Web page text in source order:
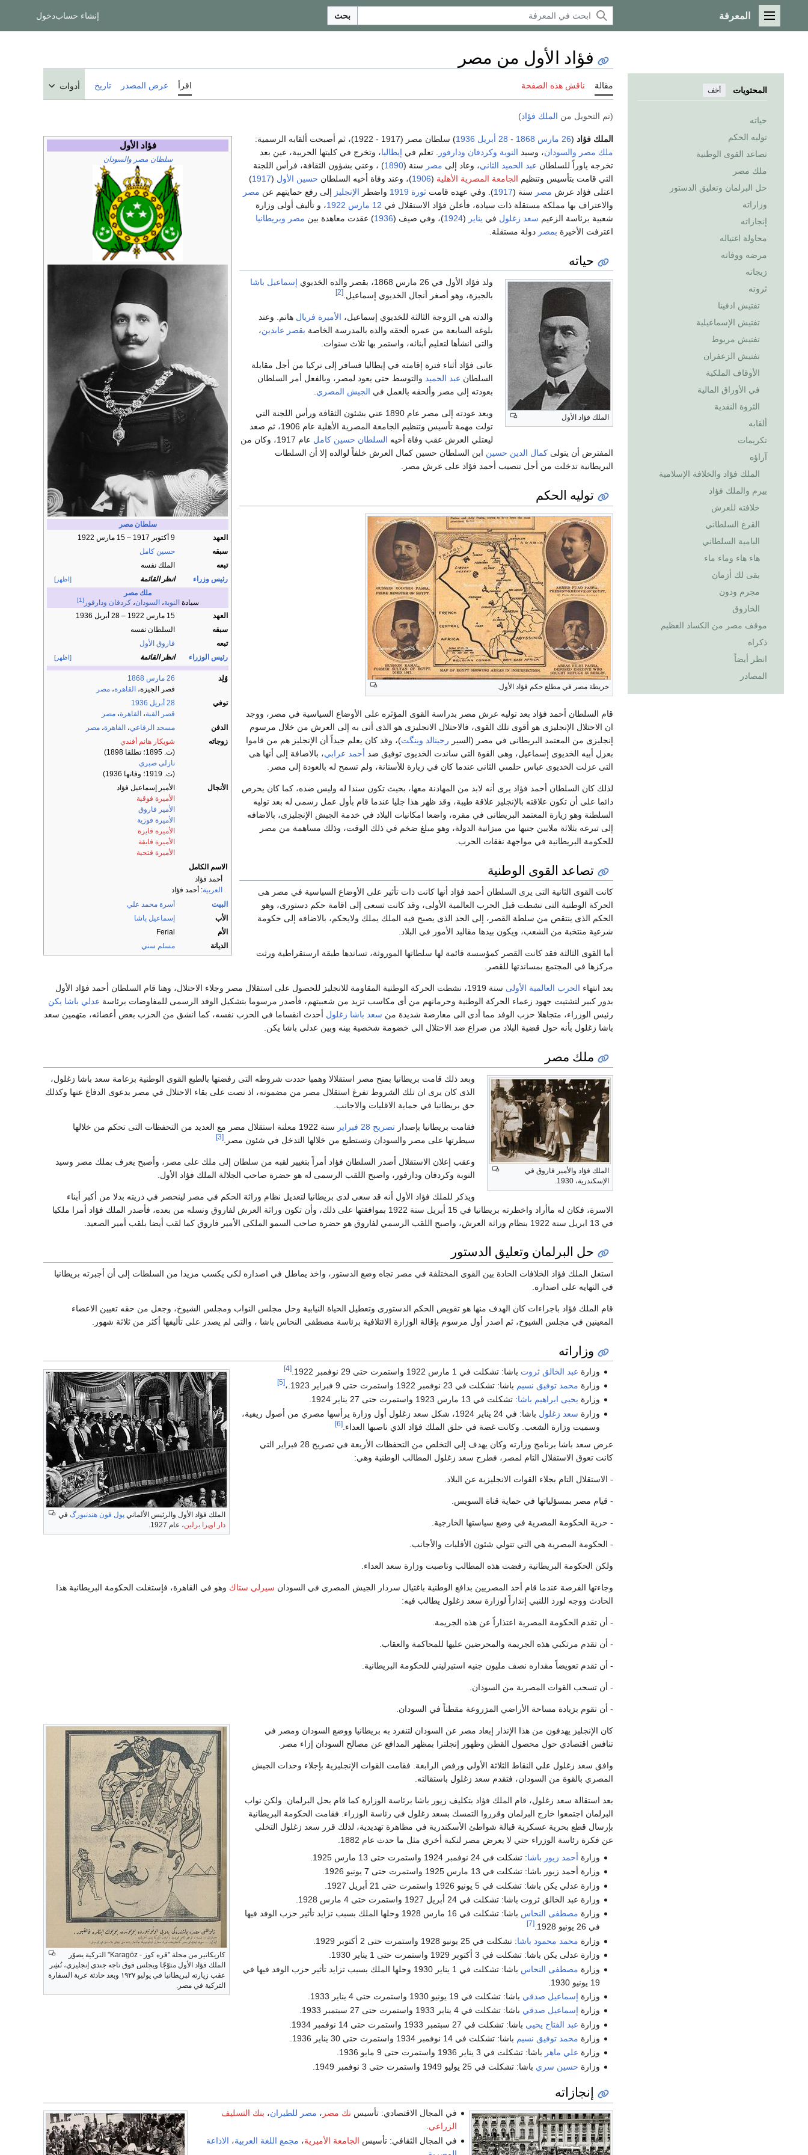
القائمة الرئيسية
المعرفة بحث إنشاء حسابدخول
المحتويات أخف
حياته
توليه الحكم
تصاعد القوى الوطنية
ملك مصر
حل البرلمان وتعليق الدستور
وزاراته
إنجازاته
محاولة اغتياله
مرضه ووفاته
زيجاته
ثروته
تفتيش ادفينا
تفتيش الإسماعيلية
تفتيش مريوط
تفتيش الزعفران
الأوقاف الملكية
في الأوراق المالية
الثروة النقدية
ألقابه
تكريمات
آراؤه
الملك فؤاد والخلافة الإسلامية
بيرم والملك فؤاد
خلافته للعرش
القرع السلطاني
البامية السلطاني
هاء هاء وماء ماء
بقى لك أزمان
مجرم ودون
الخازوق
موقف مصر من الكساد العظيم
ذكراه
انظر أيضاً
المصادر
فؤاد الأول من مصر
مقالة ناقش هذه الصفحة اقرأ عرض المصدر تاريخ أدوات
(تم التحويل من الملك فؤاد)
فؤاد الأول
سلطان مصر والسودان
سلطان مصر
العهد
9 أكتوبر 1917 – 15 مارس 1922
سبقه
حسين كامل
تبعه
الملك نفسه
رئيس وزراء
انظر القائمة [اظهر]
ملك مصر
سيادة النوبة، السودان،كردفان ودارفور [1]
العهد
15 مارس 1922 – 28 أبريل 1936
سبقه
السلطان نفسه
تبعه
فاروق الأول
رئيس الوزراء
انظر القائمة [اظهر]
وُلِد 26 مارس
1868
قصر الجيزة، القاهرة، مصر
توفي
28 أبريل
1936
قصر القبة، القاهرة، مصر
الدفن
مسجد الرفاعي، القاهرة، مصر
زوجاته
شويكار هانم أفندي
(ت. 1895؛ تطلقا 1898)
نازلي صبري
(ت. 1919؛ وفاتها 1936)
الأنجال
الأمير إسماعيل فؤاد
الأميرة فوقية
الأمير فاروق
الأميرة فوزية
الأميرة فايزة
الأميرة فايقة
الأميرة فتحية
الاسم الكامل
أحمد فؤاد
العربية: أحمد فؤاد
البيت
أسرة محمد علي
الأب
إسماعيل باشا
الأم
Ferial
الديانة
مسلم سني
الملك فؤاد (26 مارس 1868
- 28 أبريل 1936) سلطان مصر (1917 - 1922)، ثم أصبحت ألقابه الرسمية:
ملك مصر والسودان، وسيد النوبة وكردفان ودارفور . تعلم في إيطاليا، وتخرج في كليتها الحربية، عين بعد
تخرجه ياوراً للسلطان عبد الحميد الثاني، وعاد إلى مصر سنة (1890) ، وعني بشؤون الثقافة، فرأس اللجنة
التي قامت بتأسيس وتنظيم الجامعة المصرية الأهلية (
1906)، وعند وفاة أخيه السلطان حسين الأول (
1917
)
اعتلى فؤاد عرش مصر سنة (1917). وفي عهده قامت ثورة 1919 واضطر الإنجليز إلى رفع حمايتهم عن مصر
والاعتراف بها مملكة مستقلة ذات سيادة، فأعلن فؤاد الاستقلال في 12 مارس 1922، و تأليف أولى وزارة
شعبية برئاسة الزعيم سعد زغلول في يناير (
1924)، وفي صيف (1936) عقدت معاهدة بين مصر وبريطانيا
اعترفت الأخيرة بمصر دولة مستقلة.
حياته
الملك فؤاد الأول
ولد فؤاد الأول في 26 مارس 1868، بقصر والده الخديوي
إسماعيل باشا
بالجيزة، وهو أصغر أنجال الخديوي إسماعيل.[2]
والدته هي الزوجة الثالثة للخديوي إسماعيل، الأميرة فريال هانم. وعند
بلوغه السابعة من عمره ألحقه والده بالمدرسة الخاصة بقصر عابدين،
والتى انشأها لتعليم أبنائه، واستمر بها ثلاث سنوات.
عانى فؤاد أثناء فترة إقامته في إيطاليا فسافر إلى تركيا من أجل مقابلة
السلطان عبد الحميدوالتوسط حتى يعود لمصر، وبالفعل أمر السلطان
بعودته إلى مصر وألحقه بالعمل في الجيش المصري.
وبعد عودته إلى مصر عام 1890 عني بشئون الثقافة ورأس اللجنة التي
تولت مهمة تأسيس وتنظيم الجامعة المصرية الأهلية عام 1906، ثم صعد
ليعتلي العرش عقب وفاة أخيه السلطان حسين كامل
عام 1917، وكان من
المفترض أن يتولى كمال الدين حسين ابن السلطان حسين كمال العرش خلفاً لوالده إلا أن السلطات
البريطانية تدخلت من أجل تنصيب أحمد فؤاد على عرش مصر.
توليه الحكم
خريطة مصر في مطلع حكم فؤاد الأول.
قام السلطان أحمد فؤاد بعد توليه عرش مصر بدراسة القوى المؤثره على الأوضاع السياسية في مصر، ووجد
ان الاحتلال الإنجليزى هو أقوى تلك القوى، فالاحتلال الانجليزى هو الذى أتى به إلى العرش من خلال مرسوم
إنجليزى من المعتمد البريطانى في مصر (السير رجينالد وينگت)، وقد كان يعلم جيداً أن الإنجليز هم من قاموا
بعزل أبيه الخديوى إسماعيل، وهى القوة التى ساندت الخديوى توفيق ضد أحمد عرابي، بالاضافة إلى أنها هى
التى عزلت الخديوى عباس حلمىي الثانى عندما كان في زيارة للأستانة، ولم تسمح له بالعودة إلى مصر.
لذلك كان السلطان أحمد فؤاد يرى أنه لابد من المهادنة معها، بحيث تكون سندا له وليس ضده، كما كان يحرص
دائما على أن تكون علاقته بالإنجليز علاقة طيبة، وقد ظهر هذا جليا عندما قام بأول عمل رسمى له بعد توليه
السلطنة وهو زيارة المعتمد البريطانى في مقره، واضعا امكانيات البلاد في خدمة الجيش الإنجليزى، بالاضافه
إلى تبرعه بثلاثة ملايين جنيها من ميزانية الدولة، وهو مبلغ ضخم في ذلك الوقت، وذلك مساهمة من مصر
للحكومة البريطانية في مواجهة نفقات الحرب.
تصاعد القوى الوطنية
كانت القوى الثانية التى يرى السلطان أحمد فؤاد أنها كانت ذات تأثير على الأوضاع السياسية في مصر هى
الحركة الوطنية التى نشطت قبل الحرب العالمية الأولى، وقد كانت تسعى إلى اقامة حكم دستورى، وهو
الحكم الذى ينتقص من سلطة القصر، إلى الحد الذى يصبح فيه الملك يملك ولايحكم، بالاضافه إلى حكومة
شرعية منتخبة من الشعب، ويكون بيدها مقاليد الأمور في البلاد.
أما القوى الثالثة فقد كانت القصر كمؤسسة قائمة لها سلطاتها الموروثة، تساندها طبقة ارستقراطية ورثت
مركزها في المجتمع بمساندتها للقصر.
بعد انتهاء الحرب العالمية الأولى
سنة 1919، نشطت الحركة الوطنية المقاومة للانجليز للحصول على استقلال مصر وجلاء الاحتلال، وهنا قام السلطان أحمد فؤاد الأول
بدور كبير لتشتيت جهود زعماء الحركة الوطنية وحرمانهم من أى مكاسب تزيد من شعبيتهم، فأصدر مرسوما بتشكيل الوفد الرسمى للمفاوضات برئاسة عدلي باشا يكن
رئيس الوزراء، متجاهلا حزب الوفد مما أدى الى معارضة شديدة من سعد باشا زغلول أحدث انقساما في الحزب نفسه، كما انشق من الحزب بعض أعضائه، متهمين سعد
باشا زغلول بأنه حول قضية البلاد من صراع ضد الاحتلال الى خضومة شخصية بينه وبين عدلى باشا يكن.
ملك مصر
الملك فؤاد والأمير فاروق في
الإسكندرية، 1930.
وبعد ذلك قامت بريطانيا بمنح مصر استقلالا وهميا حددت شروطه التى رفضتها بالطبع القوى الوطنية بزعامة سعد باشا زغلول،
الذى كان يرى ان تلك الشروط تفرغ استقلال مصر من مضمونه، اذ نصت على بقاء الاحتلال في مصر بدعوى الدفاع عنها وكذلك
حق بريطانيا في حماية الاقليات والاجانب.
فقامت بريطانيا بإصدار تصريح 28 فبراير
سنة 1922 معلنة استقلال مصر مع العديد من التحفظات التى تحكم من خلالها
سيطرتها على مصر والسودان وتستطيع من خلالها التدخل في شئون مصر.
[3]
وعقب إعلان الاستقلال أصدر السلطان فؤاد أمراً بتغيير لقبه من سلطان إلى ملك على مصر، وأصبح يعرف بملك مصر وسيد
النوبة وكردفان ودارفور، واصبح اللقب الرسمى له هو حضرة صاحب الجلالة الملك فؤاد الأول.
ويذكر للملك فؤاد الأول أنه قد سعى لدى بريطانيا لتعديل نظام وراثة الحكم في مصر لينحصر في ذريته بدلا من أكبر أبناء
الاسرة، فكان له ماأراد واخطرته بريطانيا في 15 أبريل سنة 1922 بموافقتها على ذلك، وأن تكون وراثة العرش لفاروق ونسله من بعده، فأصدر الملك فؤاد أمرا ملكيا
في 13 ابريل سنة 1922 بنظام وراثة العرش، واصبح اللقب الرسمي لفاروق هو حضرة صاحب السمو الملكى الأمير فاروق كما لقب أيضا بلقب أمير الصعيد.
حل البرلمان وتعليق الدستور
استغل الملك فؤاد الخلافات الحادة بين القوى المختلفة في مصر تجاه وضع الدستور، واخذ يماطل في اصداره لكى يكسب مزيدا من السلطات إلى أن أجبرته بريطانيا
في النهايه على اصداره.
قام الملك فؤاد باجراءات كان الهدف منها هو تقويض الحكم الدستورى وتعطيل الحياة النيابية وحل مجلس النواب ومجلس الشيوخ، وجعل من حقه تعيين الاعضاء
المعينين في مجلس الشيوخ، ثم اصدر أول مرسوم بإقالة الوزارة الائتلافية برئاسة مصطفى النحاس باشا ، والتى لم يصدر على تأليفها أكثر من ثلاثة شهور.
وزاراته
الملك فؤاد الأول والرئيس الألماني پول فون هندنبورگ في
دار اوپرا برلين، عام 1927.
وزارة عبد الخالق ثروت باشا: تشكلت في 1 مارس 1922 واستمرت حتى 29 نوفمبر 1922. [4]
وزارة محمد توفيق نسيم باشا: تشكلت في 23 نوفمبر 1922 واستمرت حتى 9 فبراير 1923.، [5]
وزارة يحيى ابراهيم باشا: تشكلت في 13 مارس 1923 واستمرت حتى 27 يناير 1924.
وزارة سعد زغلول
باشا: في 24 يناير 1924، شكل سعد زغلول أول وزارة يرأسها مصري من أصول ريفية،
وسميت وزارة الشعب. وكانت غصة في حلق الملك فؤاد الذي ناصبها العداء.[6]
عرض سعد باشا برنامج وزارته وكان يهدف إلي التخلص من التحفظات الأربعة في تصريح 28 فبراير التي
كانت تعوق الاستقلال التام لمصر، فطرح سعد زغلول المطالب الوطنية وهي:
- الاستقلال التام بجلاء القوات الانجليزية عن البلاد.
- قيام مصر بمسؤلياتها في حماية قناة السويس.
- حرية الحكومة المصرية في وضع سياستها الخارجية.
- الحكومة المصرية هي التي تتولي شئون الأقليات والأجانب.
ولكن الحكومة البريطانية رفضت هذه المطالب وناصبت وزارة سعد العداء.
وجاءتها الفرصة عندما قام أحد المصريين بدافع الوطنية باغتيال سردار الجيش المصري في السودان سيرلي ستاك وهو في القاهرة، فإستغلت الحكومة البريطانية هذا
الحادث ووجه لورد اللنبي إنذاراً لوزارة سعد زغلول يطالب فيه:
- أن تقدم الحكومة المصرية اعتذاراً عن هذه الجريمة.
- أن تقدم مرتكبي هذه الجريمة والمحرضين عليها للمحاكمة والعقاب.
- أن تقدم تعويضاً مقداره نصف مليون جنيه استيرليني للحكومة البريطانية.
- أن تسحب القوات المصرية من السودان.
- أن تقوم بزيادة مساحة الأراضي المزروعة مقطناً في السودان.
كاريكاتير من مجلة "قره كوز - Karagöz" التركية يصوّر
الملك فؤاد الأول متوّجًا ويجلس فوق تاجه جندي إنجليزي، نُشِر
عقب زيارته لبريطانيا في يوليو ١٩٢٧ وبعد حادثة عربة السفارة
التركية في مصر.
كان الإنجليز يهدفون من هذا الإنذار إبعاد مصر عن السودان لتنفرد به بريطانيا ووضع السودان ومصر في
تنافس اقتصادي حول محصول القطن وظهور إنجلترا بمظهر المدافع عن مصالح السودان إزاء مصر.
وافق سعد زغلول علي النقاط الثلاثة الأولي ورفض الرابعة. فقامت القوات الإنجليزية بإجلاء وحدات الجيش
المصري بالقوة من السودان، فتقدم سعد زغلول باستقالته.
بعد استقالة سعد زغلول، قام الملك فؤاد بتكليف زيور باشا برئاسة الوزارة كما قام بحل البرلمان. ولكن نواب
البرلمان اجتمعوا خارج البرلمان وقرروا التمسك بسعد زغلول في رئاسة الوزراء. فقامت الحكومة البريطانية
بإرسال قطع بحرية عسكرية قبالة شواطئ الأسكندرية في مظاهرة تهديدية، لذلك قرر سعد زغلول التخلي
عن فكرة رئاسة الوزراء حتي لا يعرض مصر لنكبة أخري مثل ما حدث عام 1882.
وزارة أحمد زيور باشا: تشكلت في 24 نوفمبر 1924 واستمرت حتى 13 مارس 1925.
وزارة أحمد زيور باشا: تشكلت في 13 مارس 1925 واستمرت حتى 7 يونيو 1926.
وزارة عدلي يكن باشا: تشكلت في 5 يونيو 1926 واستمرت حتى 21 أبريل 1927.
وزارة عبد الخالق ثروت باشا: تشكلت في 24 أبريل 1927 واستمرت حتى 4 مارس 1928.
وزارة مصطفى النحاس
باشا: تشكلت في 16 مارس 1928 وحلها الملك بسبب تزايد تأثير حزب الوفد فيها
في 26 يونيو 1928.
[7]
وزارة محمد محمود باشا: تشكلت في 25 يونيو 1928 واستمرت حتى 2 أكتوبر 1929.
وزارة عدلى يكن باشا: تشكلت في 3 أكتوبر 1929 واستمرت حتى 1 يناير 1930.
وزارة مصطفى النحاس
باشا: تشكلت في 1 يناير 1930 وحلها الملك بسبب تزايد تأثير حزب الوفد فيها في
19 يونيو 1930.
وزارة إسماعيل صدقي باشا: تشكلت في 19 يونيو 1930 واستمرت حتى 4 يناير 1933.
وزارة إسماعيل صدقي باشا: تشكلت في 4 يناير 1933 واستمرت حتى 27 سبتمبر 1933.
وزارة عبد الفتاح يحيى باشا: تشكلت في 27 سبتمبر 1933 واستمرت حتى 14 نوفمبر 1934.
وزارة محمد توفيق نسيم باشا: تشكلت في 14 نوفمبر 1934 واستمرت حتى 30 يناير 1936.
وزارة علي ماهر باشا: تشكلت في 3 يناير 1936 واستمرت حتى 9 مايو 1936.
وزارة حسين سري باشا: تشكلت في 25 يوليو 1949 واستمرت حتى 3 نوفمبر 1949.
إنجازاته
في المجال الاقتصادي: تأسيس نك مصر ، مصر للطيران، بنك التسليف
الزراعي
في المجال الثقافي: تأسيس الجامعة الأميرية، مجمع اللغة العربية، الاذاعة